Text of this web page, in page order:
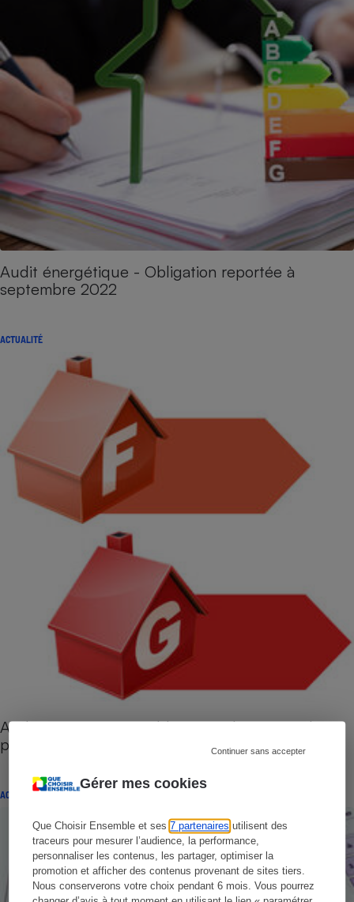
Gérer mes cookies
Que Choisir Ensemble et ses7 partenaires utilisent des
traceurs pour mesurer l’audience, la performance,
personnaliser les contenus, les partager, optimiser la
promotion et afficher des contenus provenant de sites tiers.
Nous conserverons votre choix pendant 6 mois. Vous pourrez
Continuer sans accepter
Audit énergétique - Obligation reportée à
septembre 2022
ACTUALITÉ
Audit énergétique - Obligatoire dès septembre
pour les maisons classées F ou G
ACTUALITÉ